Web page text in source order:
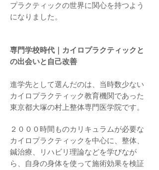
プラクティックの世界に関心を持つよう
になりました。
専門学校時代｜カイロプラクティックと
の出会いと自己改善
進学先として選んだのは、当時数少ない
カイロプラクティック教育機関であった
東京都大塚の村上整体専門医学院です。
２０００時間ものカリキュラムが必要な
カイロプラクティックを中心に、整体、
鍼治療、リハビリ理論などを学びなが
ら、自身の身体を使って施術効果を検証